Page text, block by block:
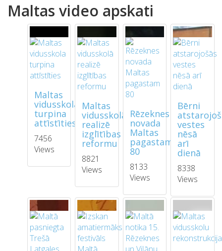
Maltas video apskati
Maltas
vidusskola
turpina
attīstīties
7456
Views
Maltas
vidusskolā
realizē
izglītības
reformu
8821
Views
Rēzeknes
novada
Maltas
pagastam
80
8133
Views
Bērni
vestes
nēsā
arī
dienā
8338
Views